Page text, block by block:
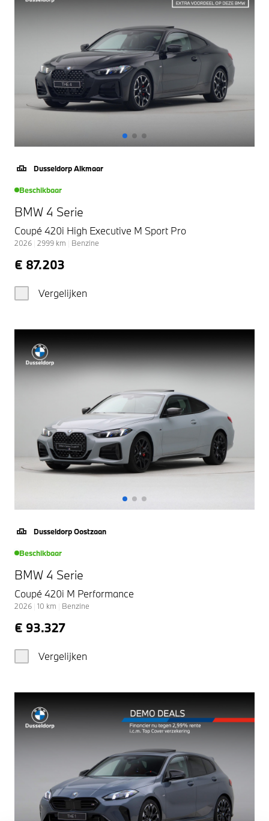
Dusseldorp Alkmaar
Beschikbaar
BMW 4 Serie
Coupé 420i High Executive M Sport Pro
2026 2999 km Benzine
€ 87.203
Vergelijken
Dusseldorp Oostzaan
Beschikbaar
BMW 4 Serie
Coupé 420i M Performance
2026 10 km Benzine
€ 93.327
Vergelijken